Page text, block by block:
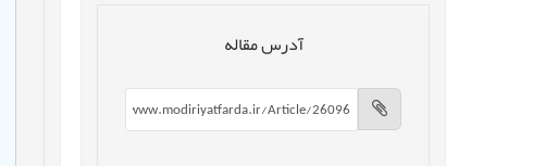
آدرس مقاله